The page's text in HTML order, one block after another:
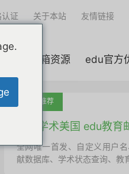
edu邮箱资源 edu官方
证 关于本站 友情链接
吐血推荐
国外学术美国 edu教育
全网唯一首发、自定义用户
献数据库、学术状态查询、教